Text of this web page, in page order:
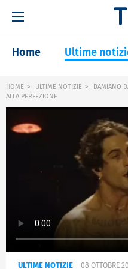
Home Ultime
HOME ULTIME NOTIZIE
DAMIANO
ALLA PERFEZIONE
ULTIME NOTIZIE 08 OTTOBRE